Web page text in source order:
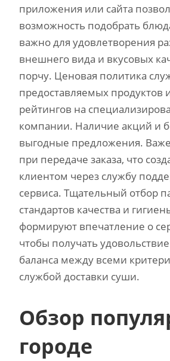
приложения или сайта
возможность подобрать
важно для удовлетворения
внешнего вида и вкусовых
порчу. Ценовая политика
предоставляемых продуктов
рейтингов на
компании. Наличие акций и
выгодные предложения.
при передаче заказа‚ что
клиентом через службу
сервиса. Тщательный отбор
стандартов качества и
формируют впечатление о
чтобы получать
баланса между всеми
службой доставки суши.
Обзор
городе